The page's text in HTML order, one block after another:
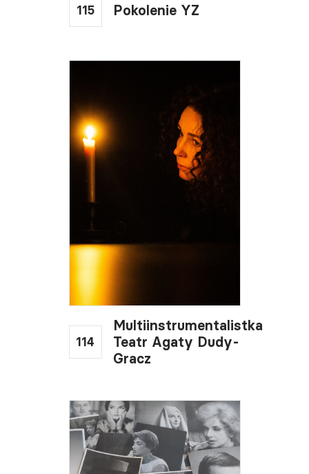
115 Pokolenie YZ
114
Multiinstrumentalistka
Teatr Agaty Dudy-
Gracz